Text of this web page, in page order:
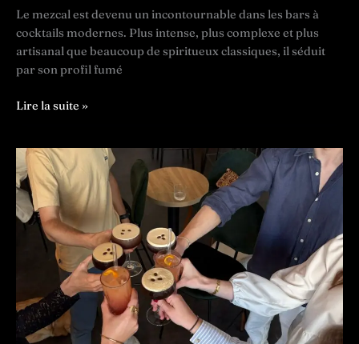
Le mezcal est devenu un incontournable dans les bars à
cocktails modernes. Plus intense, plus complexe et plus
artisanal que beaucoup de spiritueux classiques, il séduit
par son profil fumé
Le
le
spiritueux
mexicain
fumé
cocktails
Lire la suite »